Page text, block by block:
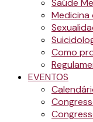
Saúde
Medicina
Como
EVENTOS